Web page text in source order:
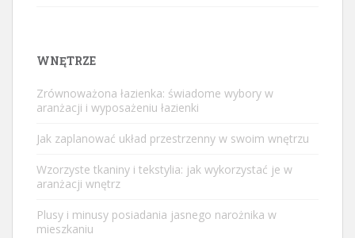
WNĘTRZE
Zrównoważona łazienka: świadome wybory w
aranżacji i wyposażeniu łazienki
Jak zaplanować układ przestrzenny w swoim wnętrzu
Wzorzyste tkaniny i tekstylia: jak wykorzystać je w
aranżacji wnętrz
Plusy i minusy posiadania jasnego narożnika w
mieszkaniu